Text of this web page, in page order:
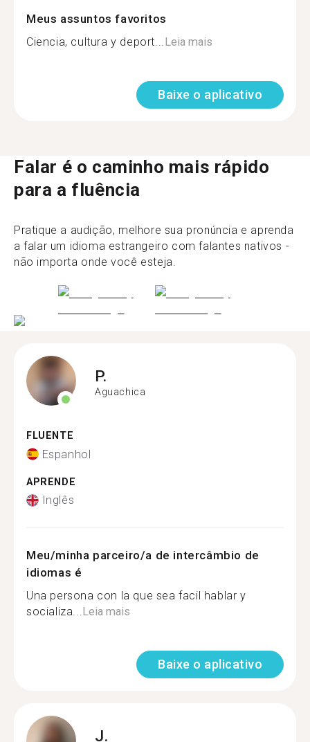
Meus assuntos favoritos
Ciencia, cultura y deport... Leia mais
Baixe o aplicativo
Falar é o caminho mais rápido
para a fluência
Pratique a audição, melhore sua pronúncia e aprenda
a falar um idioma estrangeiro com falantes nativos -
não importa onde você esteja.
P.
Aguachica
FLUENTE
Espanhol
APRENDE
Inglês
Meu/minha parceiro/a de intercâmbio de
idiomas é
Una persona con la que sea facil hablar y
socializa...Leia mais
Baixe o aplicativo
J.